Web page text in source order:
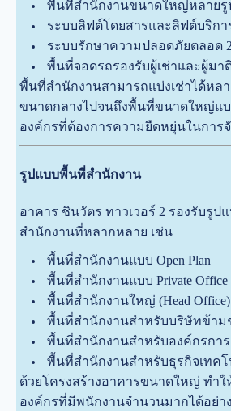
พื้นที่สำนักงานขนาดใหญ่หลายรู
ระบบลิฟต์โดยสารและลิฟต์บริกา
ระบบรักษาความปลอดภัยตลอด
พื้นที่จอดรถรองรับผู้เช่าและผู้มา
พื้นที่สำนักงานสามารถแบ่งเช่าได้หล
ขนาดกลางไปจนถึงพื้นที่ขนาดใหญ่แบ
องค์กรที่ต้องการความยืดหยุ่นในการ
รูปแบบพื้นที่สำนักงาน
อาคาร ชินวัตร ทาวเวอร์ 2 รองรับรูป
สำนักงานที่หลากหลาย เช่น
พื้นที่สำนักงานแบบ Open Plan
พื้นที่สำนักงานแบบ Private Office
พื้นที่สำนักงานใหญ่ (Head Office)
พื้นที่สำนักงานสำหรับบริษัทข้าม
พื้นที่สำนักงานสำหรับองค์กรกา
พื้นที่สำนักงานสำหรับธุรกิจเทคโ
ด้วยโครงสร้างอาคารขนาดใหญ่ ทำใ
องค์กรที่มีพนักงานจำนวนมากได้อย่า